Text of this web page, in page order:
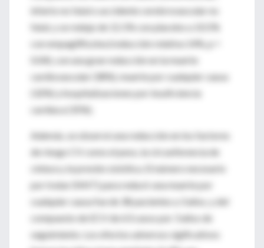
infarto no fatal o accidente cerebrovascular no
fatal, y se redujo de 12.1% con placebo a 10.5%
con empagliflozina (reducción relativa 14%, p =
0.04), con una gran reducción en la muerte
cardiovascular (38%), muerte por cualquier causa
(32%) y hospitalizaciones por insuficiencia
cardíaca (35%).
Además, se observó una reducción en los factores
de riesgo CV como el peso, la circunferencia de
cintura y la presión sistólica. El número necesario
por tratar (NNT) para reducir una muerte por
cualquier causa fue de 38 pacientes a 3 años, y del
compuesto de ECV de 63 casos por 3 años de
seguimiento. Los efectos adversos sigificativos